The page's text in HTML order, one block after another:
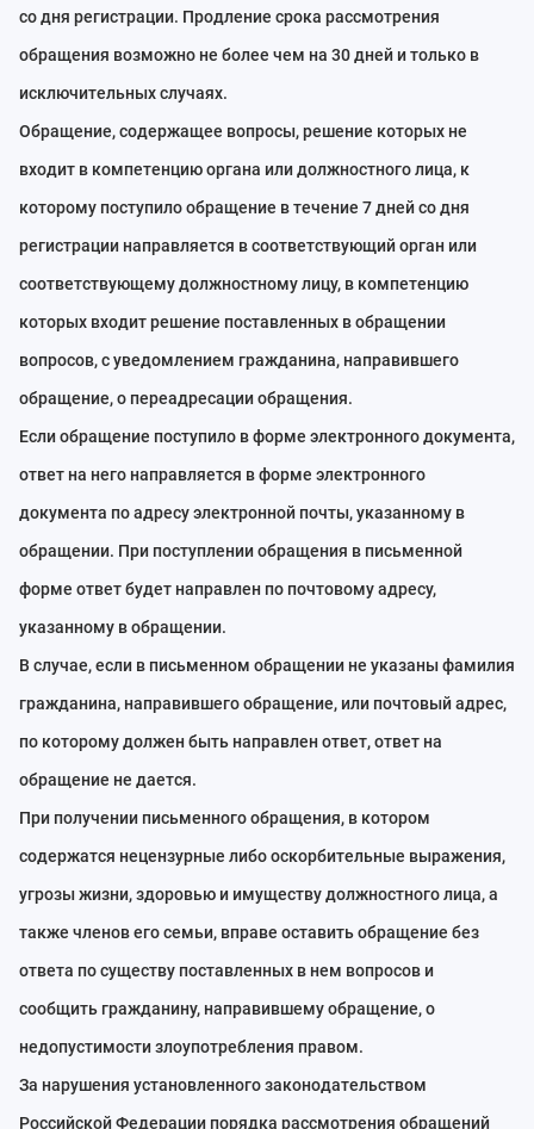
со дня регистрации. Продление срока рассмотрения
обращения возможно не более чем на 30 дней и только в
исключительных случаях.
Обращение, содержащее вопросы, решение которых не
входит в компетенцию органа или должностного лица, к
которому поступило обращение в течение 7 дней со дня
регистрации направляется в соответствующий орган или
соответствующему должностному лицу, в компетенцию
которых входит решение поставленных в обращении
вопросов, с уведомлением гражданина, направившего
обращение, о переадресации обращения.
Если обращение поступило в форме электронного документа,
ответ на него направляется в форме электронного
документа по адресу электронной почты, указанному в
обращении. При поступлении обращения в письменной
форме ответ будет направлен по почтовому адресу,
указанному в обращении.
В случае, если в письменном обращении не указаны фамилия
гражданина, направившего обращение, или почтовый адрес,
по которому должен быть направлен ответ, ответ на
обращение не дается.
При получении письменного обращения, в котором
содержатся нецензурные либо оскорбительные выражения,
угрозы жизни, здоровью и имуществу должностного лица, а
также членов его семьи, вправе оставить обращение без
ответа по существу поставленных в нем вопросов и
сообщить гражданину, направившему обращение, о
недопустимости злоупотребления правом.
За нарушения установленного законодательством
Российской Федерации порядка рассмотрения обращений